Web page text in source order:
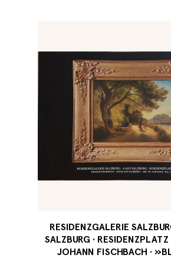
RESIDENZGALERIE
SALZBURG · RESIDENZPLATZ
JOHANN FISCHBACH ·